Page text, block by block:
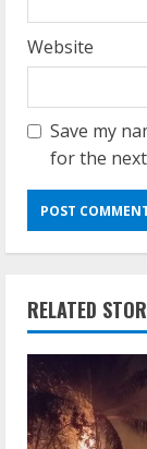
Website
Save my
for the
RELATED